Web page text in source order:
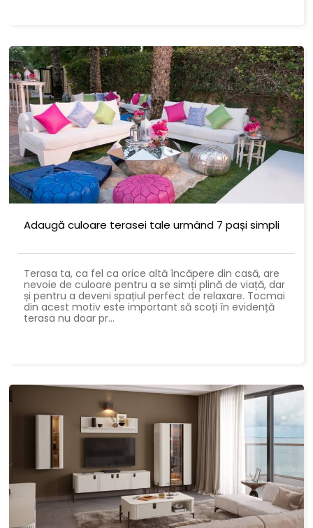
Adaugă culoare terasei tale urmând 7 pași simpli
Terasa ta, ca fel ca orice altă încăpere din casă, are
nevoie de culoare pentru a se simți plină de viață, dar
și pentru a deveni spațiul perfect de relaxare. Tocmai
din acest motiv este important să scoți în evidență
terasa nu doar pr...